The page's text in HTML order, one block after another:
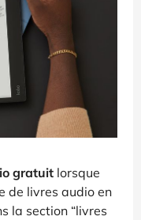
gratuit lorsque
de livres audio en
la section “livres